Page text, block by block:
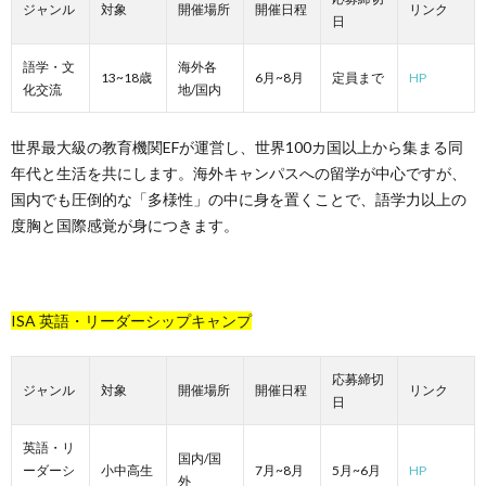
ジャンル 対象 開催場所 開催日程
日
リンク
語学・文
化交流
13~18歳
海外各
地/国内
6月~8月 定員まで HP
世界最大級の教育機関EFが運営し、世界100カ国以上から集まる同
年代と生活を共にします。海外キャンパスへの留学が中心ですが、
国内でも圧倒的な「多様性」の中に身を置くことで、語学力以上の
度胸と国際感覚が身につきます。
ISA 英語・リーダーシップキャンプ
ジャンル 対象 開催場所 開催日程
応募締切
日
リンク
英語・リ
ーダーシ
小中高生
国内/国
外
7月~8月 5月~6月 HP